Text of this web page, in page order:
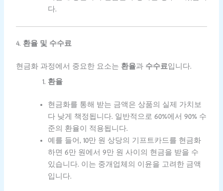
다.
4. 환율 및 수수료
현금화 과정에서 중요한 요소는 환율과 수수료입니다.
환율
현금화를 통해 받는 금액은 상품의 실제 가치보
다 낮게 책정됩니다. 일반적으로 60%에서 90% 수
준의 환율이 적용됩니다.
예를 들어, 10만 원 상당의 기프트카드를 현금화
하면 6만 원에서 9만 원 사이의 현금을 받을 수
있습니다. 이는 중개업체의 이윤을 고려한 금액
입니다.